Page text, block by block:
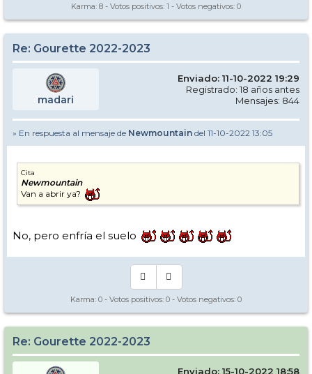
Karma: 8 - Votos positivos: 1 - Votos negativos: 0
Re: Gourette 2022-2023
madari
Enviado: 11-10-2022 19:29
Registrado: 18 años antes
Mensajes: 844
» En respuesta al mensaje de Newmountain del 11-10-2022 13:05
Cita
Newmountain
Van a abrir ya?
No, pero enfría el suelo
Karma: 0 - Votos positivos: 0 - Votos negativos: 0
Re: Gourette 2022-2023
Enviado: 15-10-2022 18:58